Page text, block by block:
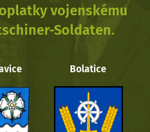
vojenskému
Soldaten.
Bolatice